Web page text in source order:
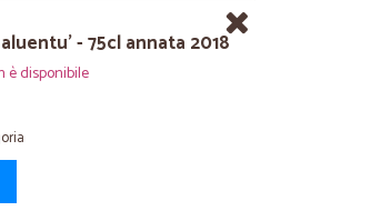
- 75cl annata 2018
è disponibile